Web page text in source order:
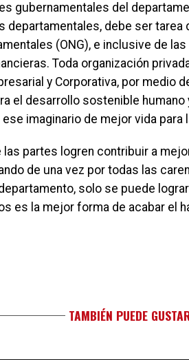
gubernamentales del
departamentales, debe ser
(ONG), e inclusive de
Toda organización
y Corporativa, por medio
el desarrollo sostenible humano
imaginario de mejor vida para
partes logren contribuir a
de una vez por todas las
solo se puede
es la mejor forma de acabar el
TAMBIÉN PUEDE